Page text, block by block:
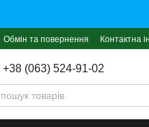
Обмін та повернення Контактна
+38 (063) 524-91-02